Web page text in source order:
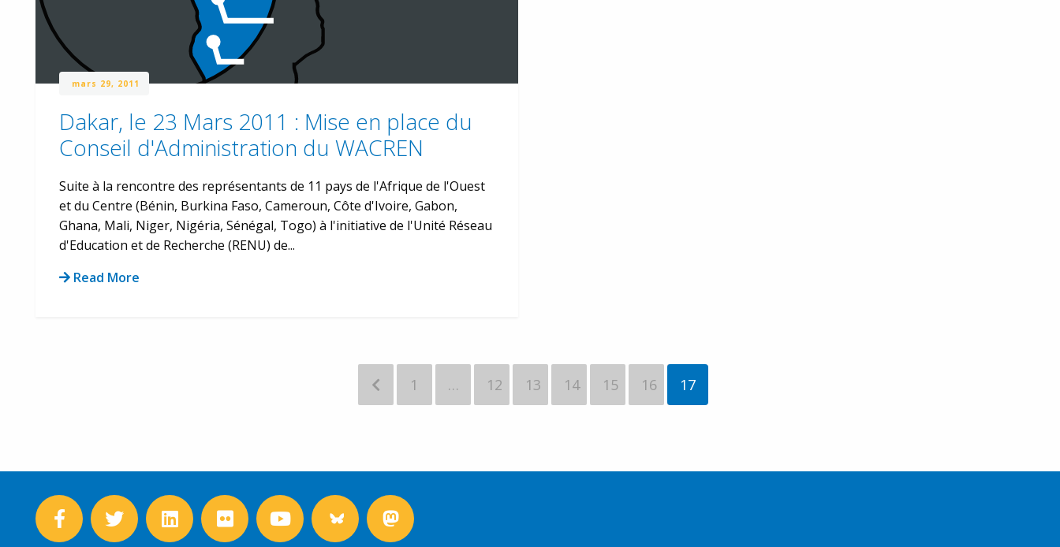
mars 29, 2011
Dakar, le 23 Mars 2011 : Mise en place du
Conseil d'Administration du WACREN
Suite à la rencontre des représentants de 11 pays de l'Afrique de l'Ouest
et du Centre (Bénin, Burkina Faso, Cameroun, Côte d'Ivoire, Gabon,
Ghana, Mali, Niger, Nigéria, Sénégal, Togo) à l'initiative de l'Unité Réseau
d'Education et de Recherche (RENU) de...
Read More
1 … 12 13 14 15 16 17